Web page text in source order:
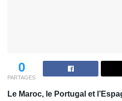
0
PARTAGES
Le Maroc, le Portugal et